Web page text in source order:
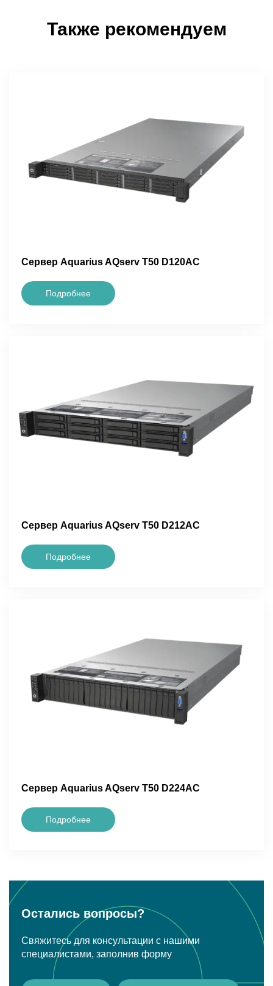
Также рекомендуем
Сервер Aquarius AQserv T50 D120AC
Подробнее
Сервер Aquarius AQserv T50 D212AC
Подробнее
Сервер Aquarius AQserv T50 D224AC
Подробнее
Остались вопросы?
Свяжитесь для консультации с нашими
специалистами, заполнив форму